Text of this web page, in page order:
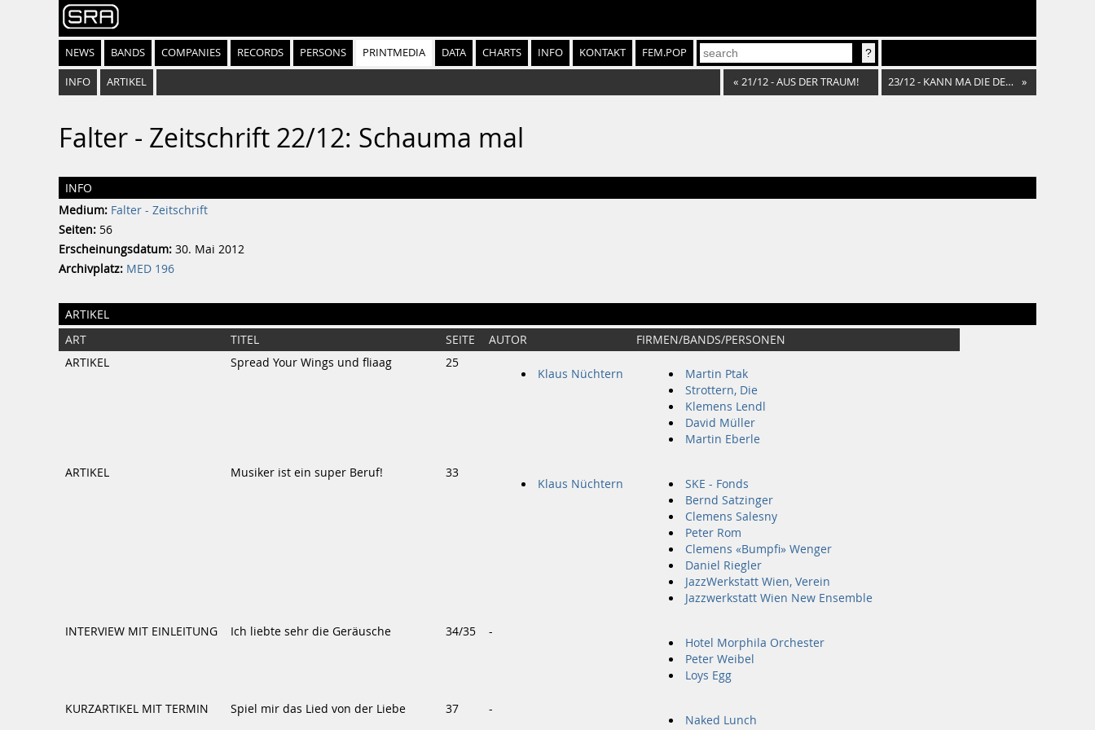
NEWS BANDS COMPANIES RECORDS PERSONS PRINTMEDIA DATA CHARTS INFO KONTAKT FEM.POP
INFO ARTIKEL « 21/12 - AUS DER TRAUM! 23/12 - KANN MA DIE DEUTSCHEN LIEBEN? »
Falter - Zeitschrift 22/12: Schauma mal
INFO
Medium: Falter - Zeitschrift
Seiten: 56
Erscheinungsdatum: 30. Mai 2012
Archivplatz: MED 196
ARTIKEL
ART TITEL SEITE AUTOR
FIRMEN/BANDS/PERSONEN
ARTIKEL
Spread Your Wings und fliaag 25
Klaus Nüchtern
Martin Ptak
Strottern, Die
Klemens Lendl
David Müller
Martin Eberle
ARTIKEL Musiker ist ein super Beruf! 33
Klaus Nüchtern
SKE - Fonds
Bernd Satzinger
Clemens Salesny
Peter Rom
Clemens «Bumpfi» Wenger
Daniel Riegler
JazzWerkstatt Wien, Verein
Jazzwerkstatt Wien New Ensemble
INTERVIEW MIT EINLEITUNG Ich liebte sehr die Geräusche 34/35 -
Hotel Morphila Orchester
Peter Weibel
Loys Egg
KURZARTIKEL MIT TERMIN Spiel mir das Lied von der Liebe 37 -
Naked Lunch